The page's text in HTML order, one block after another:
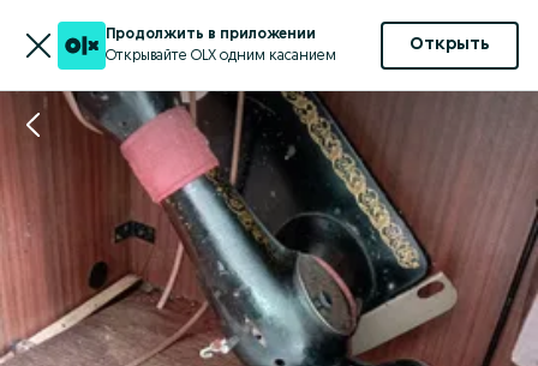
Продолжить в приложении
Открывайте OLX одним касанием
Открыть